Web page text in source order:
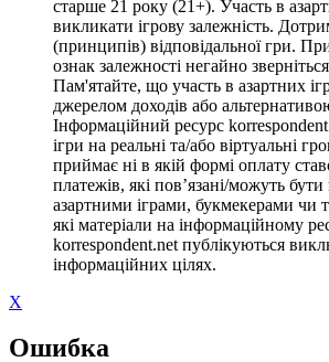
старше 21 року (21+). Участь в
викликати ігрову залежність.
(принципів) відповідальної гри.
ознак залежності негайно
Пам'ятайте, що участь в азартних
джерелом доходів або
Інформаційний ресурс
ігри на реальні та/або віртуальні
приймає ні в якій формі оплату
платежів, які пов’язані/можуть бути
азартними іграми, букмекерами чи
які матеріали на інформаційному
korrespondent.net публікуються
інформаційних цілях.
X
Ошибка